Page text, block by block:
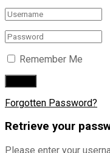
Remember Me
Forgotten Password?
Retrieve your
Please enter your